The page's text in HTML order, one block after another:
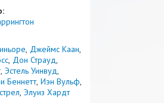
Джеймс Каан
Дон Страуд
Эстель Уинвуд
Беннетт Иэн Вульф
Элуиз Хардт